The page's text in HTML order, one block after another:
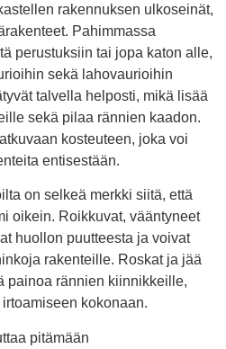
rakennuksen ulkoseinät,
Pahimmassa
perustuksiin tai jopa katon alle,
sekä lahovaurioihin
talvella helposti, mikä lisää
sekä pilaa rännien kaadon.
kosteuteen, joka voi
entisestään.
on selkeä merkki siitä, että
oikein. Roikkuvat, vääntyneet
huollon puutteesta ja voivat
rakenteille. Roskat ja jää
painoa rännien kiinnikkeille,
kokonaan.
pitämään